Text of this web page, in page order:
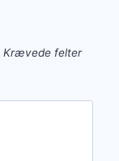
Krævede felter